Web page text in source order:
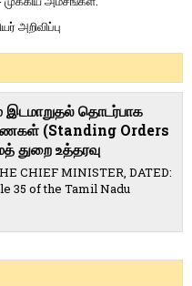
அறிவிப்பு
இடமாறுதல் தொடர்பாக
(Standing Orders
துறை உத்தரவு
CHIEF MINISTER, DATED:
35 of the Tamil Nadu